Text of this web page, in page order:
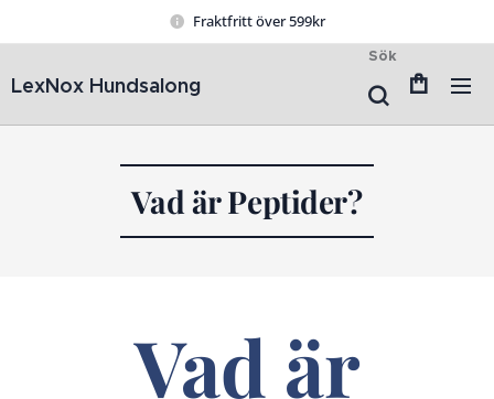
Fraktfritt över 599kr
LexNox Hundsalong
Sök
Vad är Peptider?
Vad är